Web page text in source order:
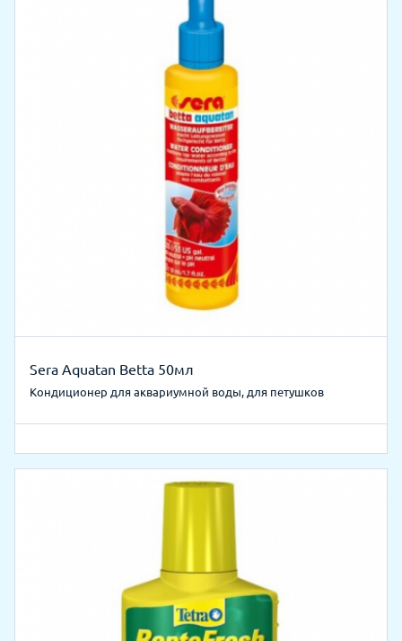
Sera Aquatan Betta 50мл
Кондиционер для аквариумной воды, для петушков